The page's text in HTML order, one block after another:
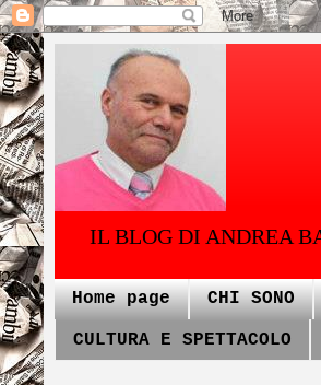
IL BLOG DI ANDREA
Home page CHI SONO
CULTURA E SPETTACOLO